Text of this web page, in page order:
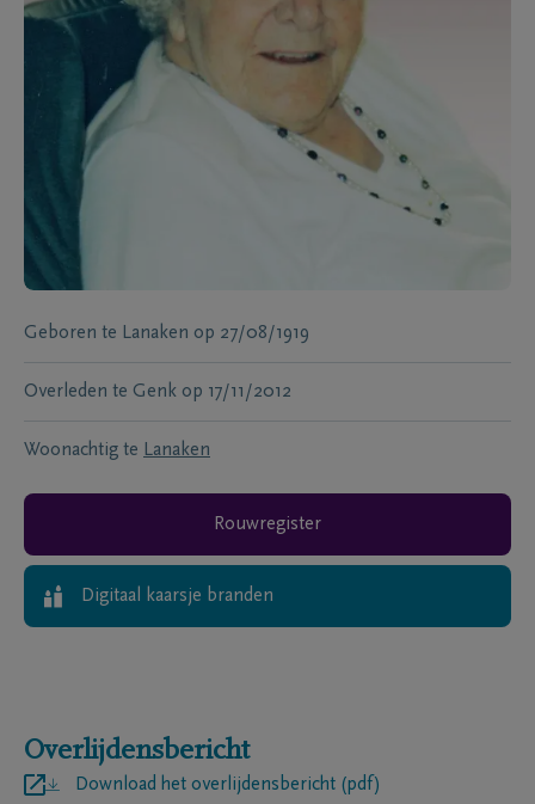
Geboren te Lanaken op 27/08/1919
Overleden te Genk op 17/11/2012
Woonachtig te Lanaken
Rouwregister
Digitaal kaarsje branden
Overlijdensbericht
Download het overlijdensbericht (pdf)